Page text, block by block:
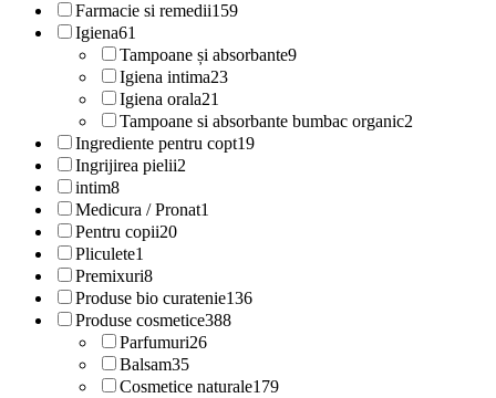
Farmacie si remedii159
Igiena61
Tampoane și absorbante9
Igiena intima23
Igiena orala21
Tampoane si absorbante bumbac organic2
Ingrediente pentru copt19
Ingrijirea pielii2
intim8
Medicura / Pronat1
Pentru copii20
Pliculete1
Premixuri8
Produse bio curatenie136
Produse cosmetice388
Parfumuri26
Balsam35
Cosmetice naturale179